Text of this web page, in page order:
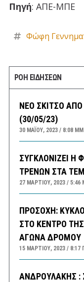
Πηγή: ΑΠΕ-ΜΠΕ
Φώφη
ΡΟΗ ΕΙΔΗΣΕΩΝ
ΝΕΟ ΣΚΙΤΣΟ
(30/05/23)
30 ΜΑΪ́ΟΥ, 2023 8:08 ΜΜ
ΣΥΓΚΛΟΝΙΖΕΙ Η
ΤΡΕΝΩΝ ΣΤΑ
27 ΜΑΡΤΊΟΥ, 2023 5:46
ΠΡΟΣΟΧΗ:
ΣΤΟ ΚΕΝΤΡΟ
ΑΓΩΝΑ ΔΡΟΜΟΥ
15 ΜΑΡΤΊΟΥ, 2023 8:17
ΑΝΔΡΟΥΛΑΚΗΣ :